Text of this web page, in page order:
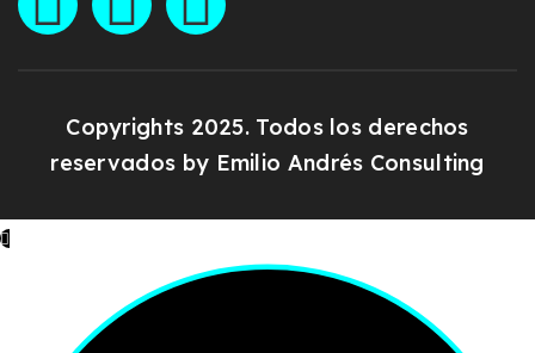
Copyrights 2025. Todos los derechos
reservados by Emilio Andrés Consulting